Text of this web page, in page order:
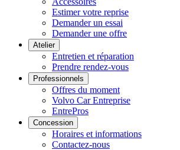
Estimer votre reprise
Demander un essai
Demander une offre
Atelier
Entretien et réparation
Prendre rendez-vous
Professionnels
Offres du moment
Volvo Car Entreprise
EntrePros
Concession
Horaires et informations
Contactez-nous